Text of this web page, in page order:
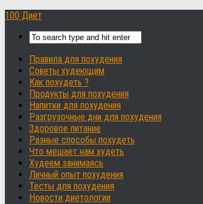
100 Диет
Правила для похудения
Советы худеющим
Как похудеть ?
Продукты для похудения
Напитки для похудения
Разгрузочные дни для похудения
Здоровое питание
Разные способы похудеть
Что мешает нам худеть
Худеем занимаясь
Личный опыт похудения
Тесты для похудения
Новости диетологии